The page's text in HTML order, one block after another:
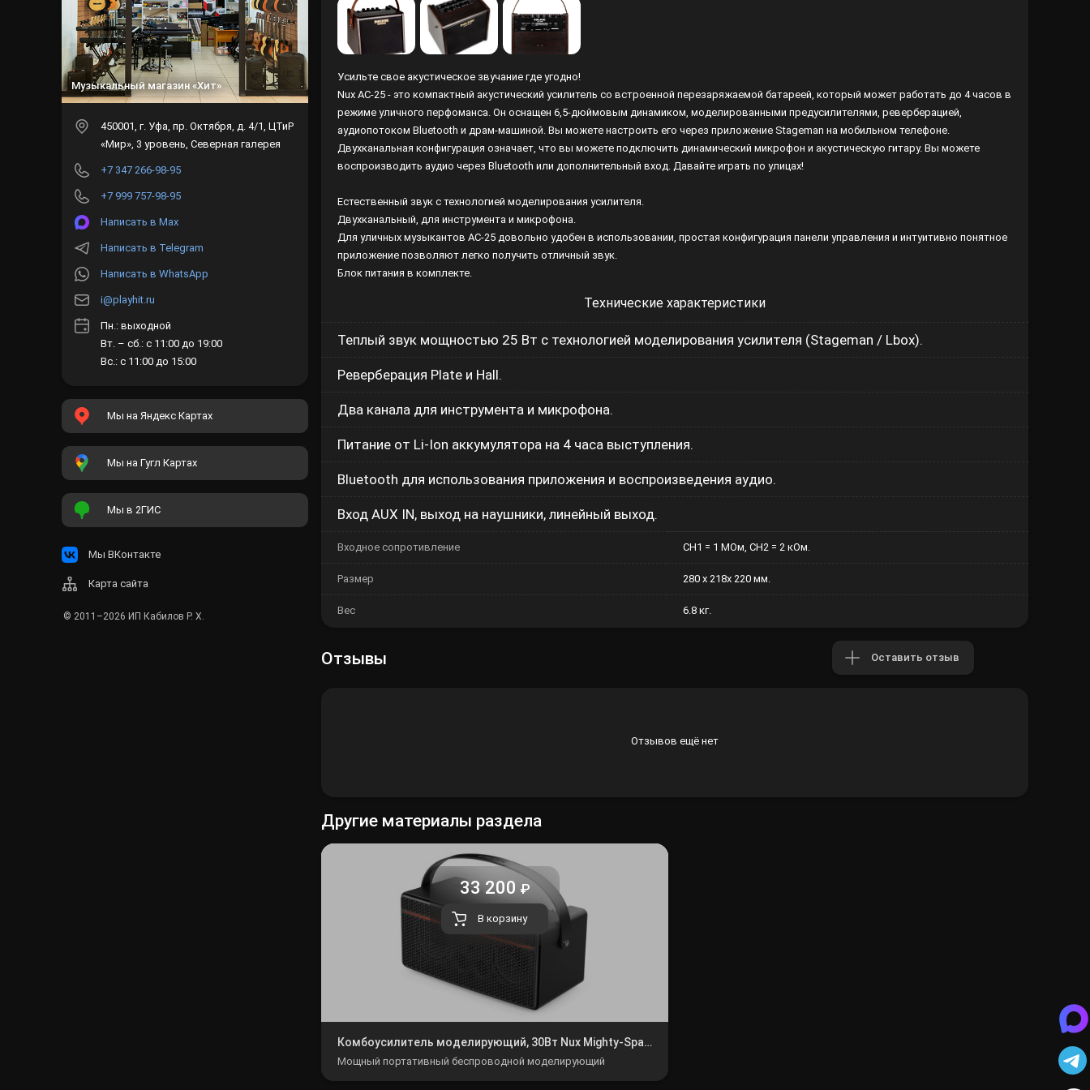
Усильте свое акустическое звучание где угодно!
Nux AC-25 - это компактный акустический усилитель со встроенной перезаряжаемой батареей, который может работать до 4 часов в
режиме уличного перфоманса. Он оснащен 6,5-дюймовым динамиком, моделированными предусилителями, реверберацией,
аудиопотоком Bluetooth и драм-машиной. Вы можете настроить его через приложение Stageman на мобильном телефоне.
Двухканальная конфигурация означает, что вы можете подключить динамический микрофон и акустическую гитару. Вы можете
воспроизводить аудио через Bluetooth или дополнительный вход. Давайте играть по улицах!
Естественный звук с технологией моделирования усилителя.
Двухканальный, для инструмента и микрофона.
Для уличных музыкантов AC-25 довольно удобен в использовании, простая конфигурация панели управления и интуитивно понятное
приложение позволяют легко получить отличный звук.
Блок питания в комплекте.
Технические характеристики
Теплый звук мощностью 25 Вт с технологией моделирования усилителя (Stageman / Lbox).
Реверберация Plate и Hall.
Два канала для инструмента и микрофона.
Питание от Li-Ion аккумулятора на 4 часа выступления.
Bluetooth для использования приложения и воспроизведения аудио.
Вход AUX IN, выход на наушники, линейный выход.
Входное сопротивление CH1 = 1 МОм, CH2 = 2 кОм.
Размер 280 х 218х 220 мм.
Вес 6.8 кг.
Отзывы Оставить отзыв
Отзывов ещё нет
Другие материалы раздела
Комбоусилитель моделирующий, 30Вт Nux Mighty-Space
Мощный портативный беспроводной моделирующий
комбоусилитель мощностью 30 Вт.Истинное моделирование
33 200 ₽
В корзину
Лампы
Светофильтры
Стробоскопы
Зенитные прожекторы
Музыкальный магазин «Хит»
450001 , г. Уфа пр. Октября, д. 4/1, ЦТиР
«Мир», 3 уровень, Северная галерея
+7 347 266-98-95
+7 999 757-98-95
Написать в Max
Написать в Telegram
Написать в WhatsApp
i@playhit.ru
Пн.: выходной
Вт. – сб.: с 11:00 до 19:00
Вс.: с 11:00 до 15:00
Мы на Яндекс Картах
Мы на Гугл Картах
Мы в 2ГИС
Мы ВКонтакте
Карта сайта
© 2011–2026 ИП Кабилов Р. Х.